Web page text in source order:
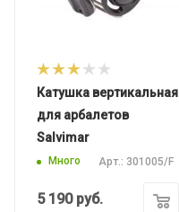
Катушка вертикальная
для арбалетов
Salvimar
Много Арт.: 301005/F
5 190руб.